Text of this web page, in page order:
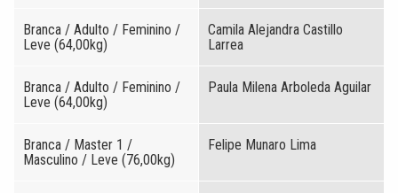
Branca / Adulto / Feminino /
Leve (64,00kg)
Camila Alejandra Castillo
Larrea
Branca / Adulto / Feminino /
Leve (64,00kg)
Paula Milena Arboleda Aguilar
Branca / Master 1 /
Masculino / Leve (76,00kg)
Felipe Munaro Lima